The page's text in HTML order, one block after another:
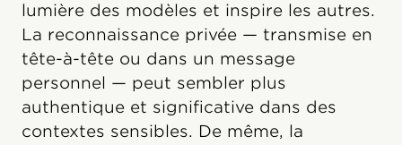
lumière des modèles et inspire les autres.
La reconnaissance privée — transmise en
tête-à-tête ou dans un message
personnel — peut sembler plus
authentique et significative dans des
contextes sensibles. De même, la